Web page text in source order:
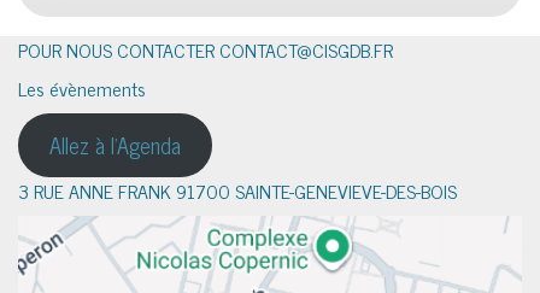
POUR NOUS CONTACTER CONTACT@CISGDB.FR
Les évènements
Allez à l'Agenda
3 RUE ANNE FRANK 91700 SAINTE-GENEVIEVE-DES-BOIS